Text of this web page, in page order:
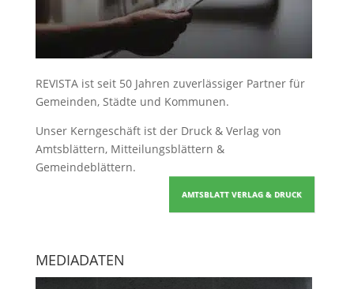
REVISTA ist seit 50 Jahren zuverlässiger Partner für
Gemeinden, Städte und Kommunen.
Unser Kerngeschäft ist der Druck & Verlag von
Amtsblättern, Mitteilungsblättern &
Gemeindeblättern.
AMTSBLATT VERLAG & DRUCK
MEDIADATEN